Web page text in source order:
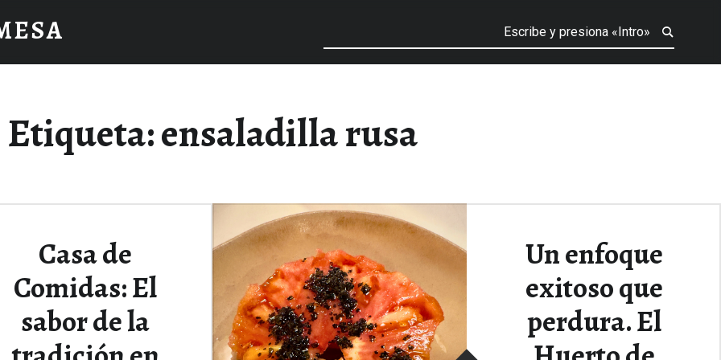
Etiqueta:ensaladilla rusa
Casa de
Comidas: El
sabor de la
Un enfoque
exitoso que
perdura. El